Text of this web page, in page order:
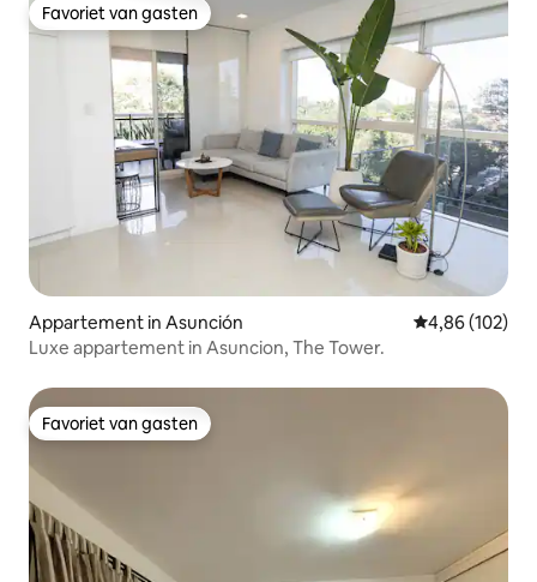
Favoriet van gasten
Favoriet van gasten
Appartement in Asunción Gemiddelde
4,86 (102)
Luxe appartement in Asuncion, The Tower.
Favoriet van gasten
Favoriet van gasten